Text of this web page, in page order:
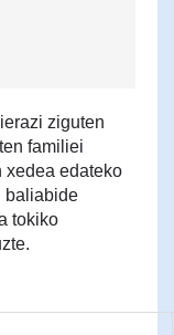
ziguten
familiei
xedea edateko
baliabide
tokiko